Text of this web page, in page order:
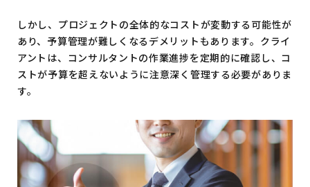
しかし、プロジェクトの全体的なコストが変動する可能性が
あり、予算管理が難しくなるデメリットもあります。クライ
アントは、コンサルタントの作業進捗を定期的に確認し、コ
ストが予算を超えないように注意深く管理する必要がありま
す。